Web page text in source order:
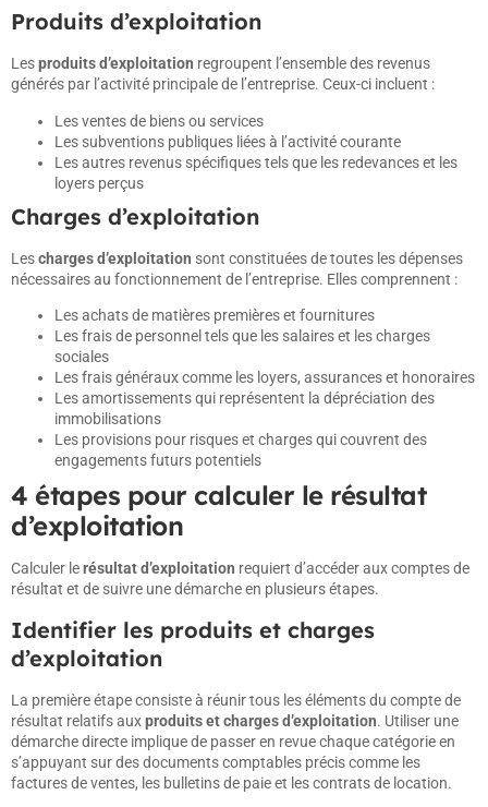
Produits d’exploitation
Lesproduits d’exploitation regroupent l’ensemble des revenus
générés par l’activité principale de l’entreprise. Ceux-ci incluent :
Les ventes de biens ou services
Les subventions publiques liées à l’activité courante
Les autres revenus spécifiques tels que les redevances et les
loyers perçus
Charges d’exploitation
Lescharges d’exploitation sont constituées de toutes les dépenses
nécessaires au fonctionnement de l’entreprise. Elles comprennent :
Les achats de matières premières et fournitures
Les frais de personnel tels que les salaires et les charges
sociales
Les frais généraux comme les loyers, assurances et honoraires
Les amortissements qui représentent la dépréciation des
immobilisations
Les provisions pour risques et charges qui couvrent des
engagements futurs potentiels
4 étapes pour calculer le résultat
d’exploitation
Calculer lerésultat d’exploitation requiert d’accéder aux comptes de
résultat et de suivre une démarche en plusieurs étapes.
Identifier les produits et charges
d’exploitation
La première étape consiste à réunir tous les éléments du compte de
résultat relatifs auxproduits et charges d’exploitation. Utiliser une
démarche directe implique de passer en revue chaque catégorie en
s’appuyant sur des documents comptables précis comme les
factures de ventes, les bulletins de paie et les contrats de location.